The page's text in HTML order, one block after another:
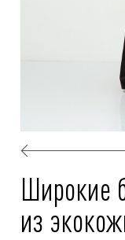
Широкие
из